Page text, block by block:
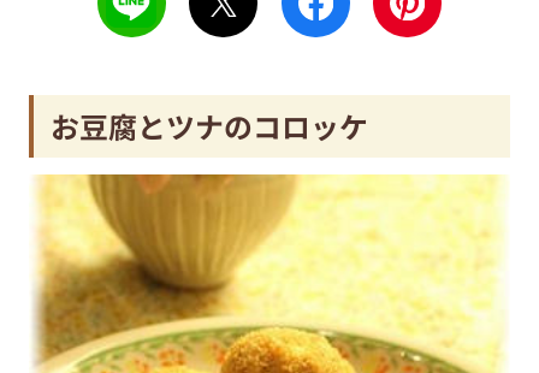
お豆腐とツナのコロッケ